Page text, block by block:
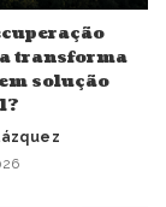
transforma
solução